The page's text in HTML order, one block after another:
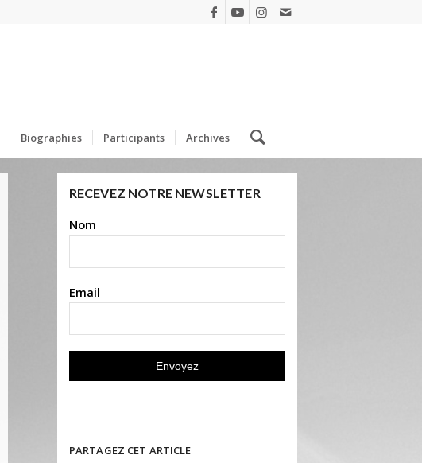
Biographies Participants Archives
RECEVEZ NOTRE NEWSLETTER
Nom
Email
PARTAGEZ CET ARTICLE